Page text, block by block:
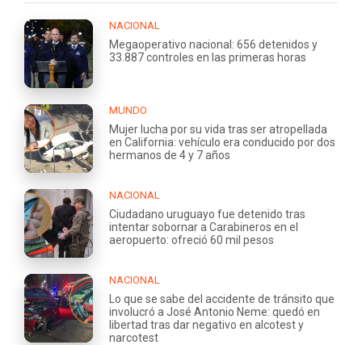
NACIONAL
Megaoperativo nacional: 656 detenidos y
33.887 controles en las primeras horas
MUNDO
Mujer lucha por su vida tras ser atropellada
en California: vehículo era conducido por dos
hermanos de 4 y 7 años
NACIONAL
Ciudadano uruguayo fue detenido tras
intentar sobornar a Carabineros en el
aeropuerto: ofreció 60 mil pesos
NACIONAL
Lo que se sabe del accidente de tránsito que
involucró a José Antonio Neme: quedó en
libertad tras dar negativo en alcotest y
narcotest